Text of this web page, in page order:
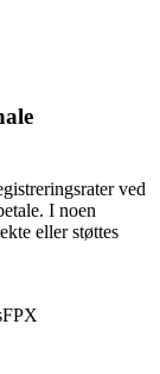
ved
I noen
eller støttes
FPX